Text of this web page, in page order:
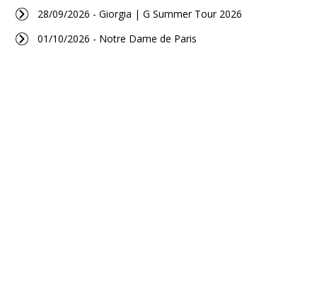
28/09/2026 - Giorgia | G Summer Tour 2026
01/10/2026 - Notre Dame de Paris